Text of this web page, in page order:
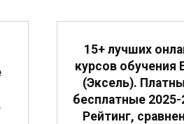
15+ лучших
курсов обучения
(Эксель).
бесплатные 2025-
Рейтинг,